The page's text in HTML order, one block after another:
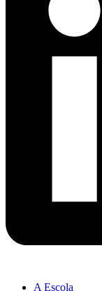
A Escola